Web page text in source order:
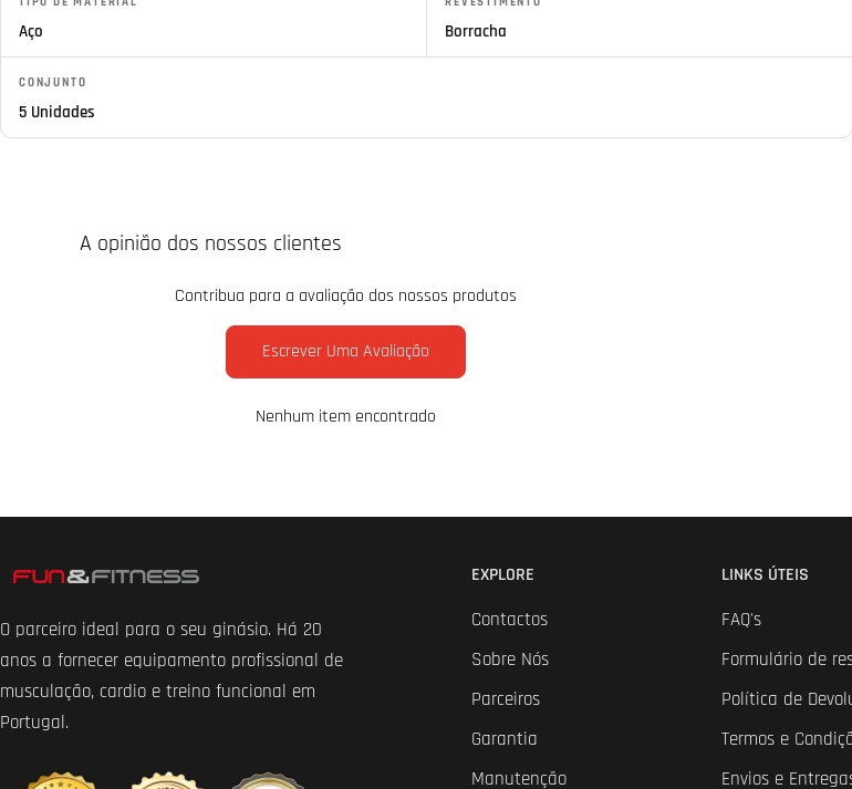
Aço Borracha
CONJUNTO
5 Unidades
A opinião dos nossos clientes
Contribua para a avaliação dos nossos produtos
Escrever Uma Avaliação
Nenhum item encontrado
O parceiro ideal para o seu ginásio. Há 20
anos a fornecer equipamento profissional de
musculação, cardio e treino funcional em
Portugal.
EXPLORE
Contactos
Sobre Nós
Parceiros
Garantia
Manutenção
LINKS ÚTEIS
FAQ's
Formulário de
Política de
Termos e
Envios e